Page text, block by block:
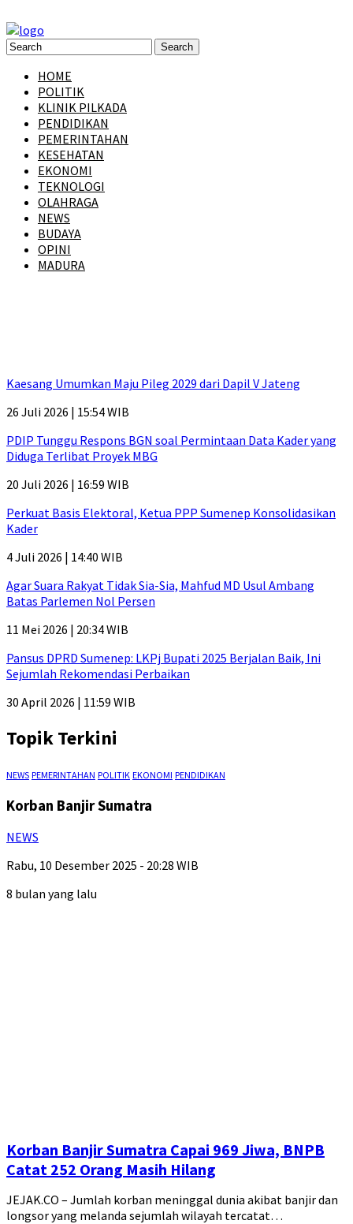
HOME
POLITIK
KLINIK PILKADA
PENDIDIKAN
PEMERINTAHAN
KESEHATAN
EKONOMI
TEKNOLOGI
OLAHRAGA
NEWS
BUDAYA
OPINI
MADURA
Kaesang Umumkan Maju Pileg 2029 dari Dapil V Jateng
26 Juli 2026 | 15:54 WIB
PDIP Tunggu Respons BGN soal Permintaan Data Kader yang
Diduga Terlibat Proyek MBG
20 Juli 2026 | 16:59 WIB
Perkuat Basis Elektoral, Ketua PPP Sumenep Konsolidasikan
Kader
4 Juli 2026 | 14:40 WIB
Agar Suara Rakyat Tidak Sia-Sia, Mahfud MD Usul Ambang
Batas Parlemen Nol Persen
11 Mei 2026 | 20:34 WIB
Pansus DPRD Sumenep: LKPj Bupati 2025 Berjalan Baik, Ini
Sejumlah Rekomendasi Perbaikan
30 April 2026 | 11:59 WIB
Topik Terkini
NEWS PEMERINTAHAN POLITIK EKONOMI PENDIDIKAN
Korban Banjir Sumatra
NEWS
Rabu, 10 Desember 2025 - 20:28 WIB
8 bulan yang lalu
Korban Banjir Sumatra Capai 969 Jiwa, BNPB
Catat 252 Orang Masih Hilang
JEJAK.CO – Jumlah korban meninggal dunia akibat banjir dan
longsor yang melanda sejumlah wilayah tercatat…